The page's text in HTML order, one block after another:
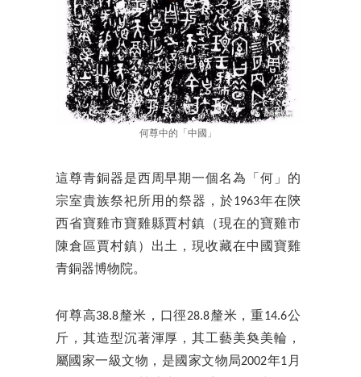
何尊中的「中國」
這尊青銅器是西周早期一個名為「何」的
宗室貴族祭祀所用的祭器，於1963年在陝
西省寶雞市寶雞縣賈村鎮（現在的寶雞市
陳倉區賈村鎮）出土，現收藏在中國寶雞
青銅器博物院。
何尊高38.8釐米，口徑28.8釐米，重14.6公
斤，其造型沉著渾厚，其工藝美奐美輪，
屬國家一級文物，是國家文物局2002年1月